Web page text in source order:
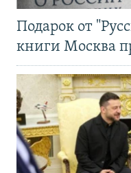
Подарок от
книги Москва